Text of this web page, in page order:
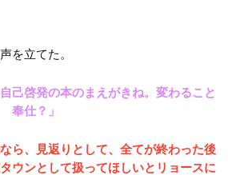
を立てた。
己啓発の本のまえがきね。変わること
奉仕？」
ら、見返りとして、全てが終わった後
ウンとして扱ってほしいとリョースに